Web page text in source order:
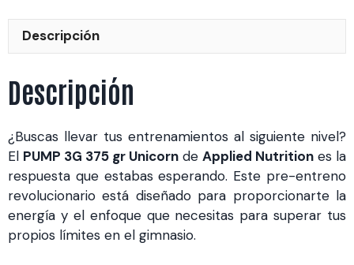
Descripción
Descripción
¿Buscas llevar tus entrenamientos al siguiente nivel?
El PUMP 3G 375 gr Unicorn de Applied Nutrition es la
respuesta que estabas esperando. Este pre-entreno
revolucionario está diseñado para proporcionarte la
energía y el enfoque que necesitas para superar tus
propios límites en el gimnasio.